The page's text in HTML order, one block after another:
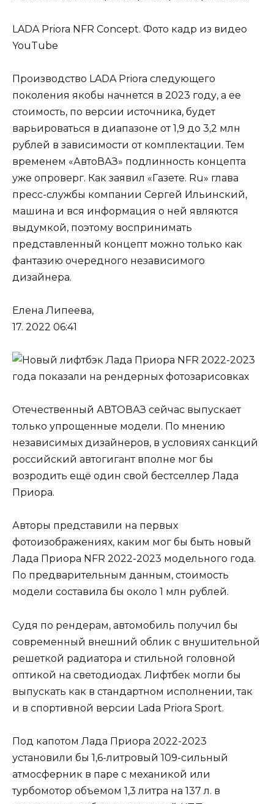
LADA Priora NFR Concept. Фото кадр из видео
YouTube
Производство LADA Priora следующего
поколения якобы начнется в 2023 году, а ее
стоимость, по версии источника, будет
варьироваться в диапазоне от 1,9 до 3,2 млн
рублей в зависимости от комплектации. Тем
временем «АвтоВАЗ» подлинность концепта
уже опроверг. Как заявил «Газете. Ru» глава
пресс-службы компании Сергей Ильинский,
машина и вся информация о ней являются
выдумкой, поэтому воспринимать
представленный концепт можно только как
фантазию очередного независимого
дизайнера.
Елена Липеева,
17. 2022 06:41
Отечественный АВТОВАЗ сейчас выпускает
только упрощенные модели. По мнению
независимых дизайнеров, в условиях санкций
российский автогигант вполне мог бы
возродить ещё один свой бестселлер Лада
Приора.
Авторы представили на первых
фотоизображениях, каким мог бы быть новый
Лада Приора NFR 2022-2023 модельного года.
По предварительным данным, стоимость
модели составила бы около 1 млн рублей.
Судя по рендерам, автомобиль получил бы
современный внешний облик с внушительной
решеткой радиатора и стильной головной
оптикой на светодиодах. Лифтбек могли бы
выпускать как в стандартном исполнении, так
и в спортивной версии Lada Priora Sport.
Под капотом Лада Приора 2022-2023
установили бы 1,6-литровый 109-сильный
атмосферник в паре с механикой или
турбомотор объемом 1,3 литра на 137 л. в